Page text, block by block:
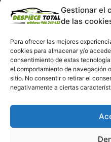
Gestionar el
de las
Para ofrecer las mejores
cookies para almacenar y/o
consentimiento de estas
el comportamiento de navegación
sitio. No consentir o retirar el
negativamente a ciertas
Política de Cookies
Servicio al cliente
Contacto
986 243 432
608 867 074
Mi cuenta
Mi Cuenta